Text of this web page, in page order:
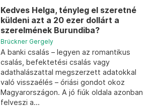
Kedves Helga, tényleg el szeretné
küldeni azt a 20 ezer dollárt a
szerelmének Burundiba?
Brückner Gergely
A banki csalás – legyen az romantikus
csalás, befektetési csalás vagy
adathalászattal megszerzett adatokkal
való visszaélés – óriási gondot okoz
Magyarországon. A jó fiúk oldala azonban
felveszi a...